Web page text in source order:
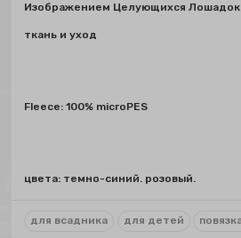
Изображением Целующихся Лошадок
ткань и уход
Fleece: 100% microPES
цвета: темно-синий. розовый.
для всадника для детей